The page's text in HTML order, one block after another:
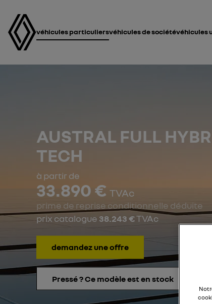
véhicules particuliersvéhicules de sociétévéhicules
AUSTRAL FULL
TECH
à partir de
33.890 € TVAc
prime de reprise conditionnelle déduite
prix catalogue 38.243 €TVAc
demandez une offre
Pressé ? Ce modèle est en stock